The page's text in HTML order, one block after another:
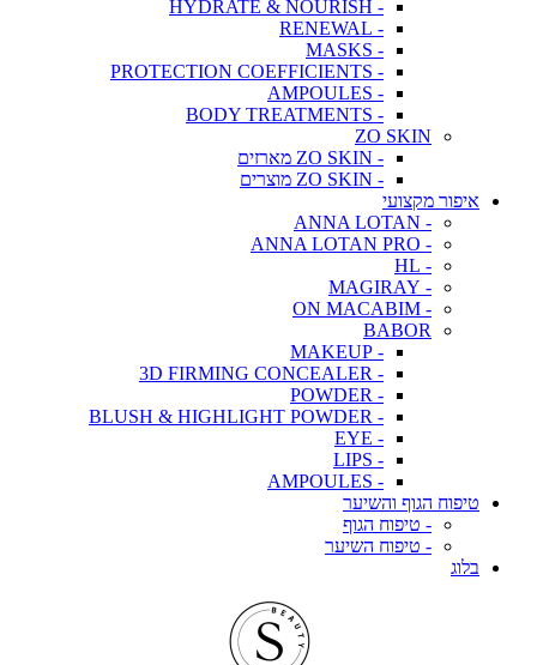
- HYDRATE & NOURISH
- RENEWAL
- MASKS
- PROTECTION COEFFICIENTS
- AMPOULES
- BODY TREATMENTS
ZO SKIN
- ZO SKIN מארזים
- ZO SKIN מוצרים
איפור מקצועי
- ANNA LOTAN
- ANNA LOTAN PRO
- HL
- MAGIRAY
- ON MACABIM
BABOR
- MAKEUP
- 3D FIRMING CONCEALER
- POWDER
- BLUSH & HIGHLIGHT POWDER
- EYE
- LIPS
- AMPOULES
טיפוח הגוף והשיער
- טיפוח הגוף
- טיפוח השיער
בלוג